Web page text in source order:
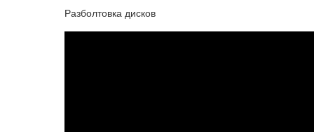
Разболтовка дисков